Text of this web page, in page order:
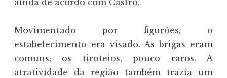
Movimentado por figurões, o
estabelecimento era visado. As brigas eram
comuns; os tiroteios, pouco raros. A
atratividade da região também trazia um